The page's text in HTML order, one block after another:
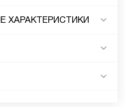
ХАРАКТЕРИСТИКИ